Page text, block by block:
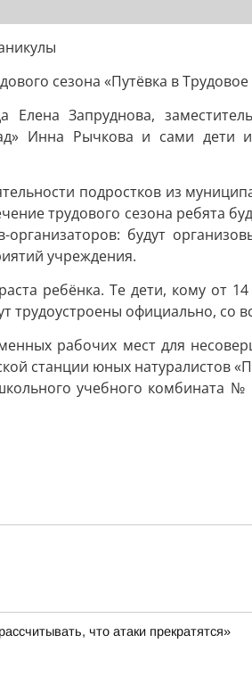
сезона «Путёвка в Трудовое
Запруднова,
Инна Рычкова и сами дети
подростков из
трудового сезона ребята
будут
учреждения.
ребёнка. Те дети, кому от
трудоустроены официально,
рабочих мест для
станции юных натуралистов
учебного комбината
что атаки прекратятся»